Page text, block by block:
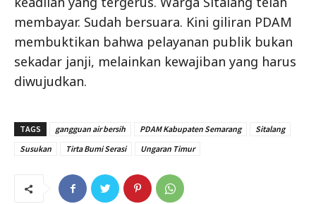
membayar. Sudah bersuara. Kini giliran PDAM
membuktikan bahwa pelayanan publik bukan
sekadar janji, melainkan kewajiban yang harus
diwujudkan.
TAGS gangguan air bersih PDAM Kabupaten Semarang
Sitalang
Susukan
Tirta Bumi Serasi Ungaran Timur